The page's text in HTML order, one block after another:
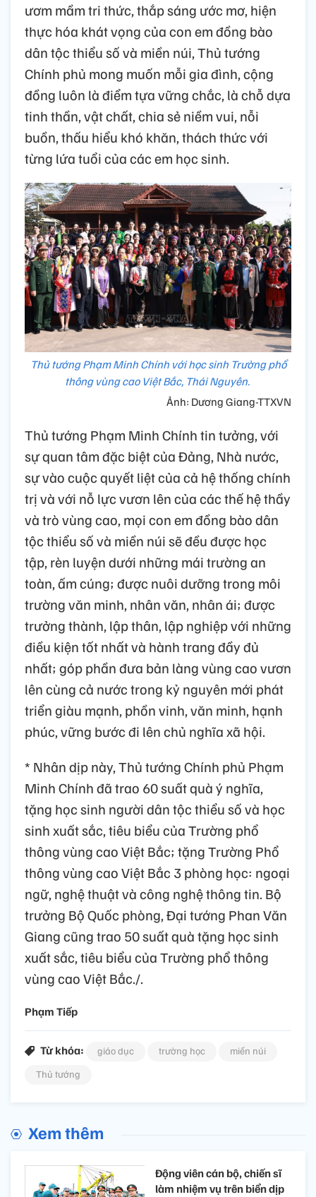
ươm mầm tri thức, thắp sáng ước mơ, hiện
thực hóa khát vọng của con em đồng bào
dân tộc thiểu số và miền núi, Thủ tướng
Chính phủ mong muốn mỗi gia đình, cộng
đồng luôn là điểm tựa vững chắc, là chỗ dựa
tinh thần, vật chất, chia sẻ niềm vui, nỗi
buồn, thấu hiểu khó khăn, thách thức với
từng lứa tuổi của các em học sinh.
Thủ tướng Phạm Minh Chính với học sinh Trường phổ
thông vùng cao Việt Bắc, Thái Nguyên.
Ảnh: Dương Giang-TTXVN
Thủ tướng Phạm Minh Chính tin tưởng, với
sự quan tâm đặc biệt của Đảng, Nhà nước,
sự vào cuộc quyết liệt của cả hệ thống chính
trị và với nỗ lực vươn lên của các thế hệ thầy
và trò vùng cao, mọi con em đồng bào dân
tộc thiểu số và miền núi sẽ đều được học
tập, rèn luyện dưới những mái trường an
toàn, ấm cúng; được nuôi dưỡng trong môi
trường văn minh, nhân văn, nhân ái; được
trưởng thành, lập thân, lập nghiệp với những
điều kiện tốt nhất và hành trang đầy đủ
nhất; góp phần đưa bản làng vùng cao vươn
lên cùng cả nước trong kỷ nguyên mới phát
triển giàu mạnh, phồn vinh, văn minh, hạnh
phúc, vững bước đi lên chủ nghĩa xã hội.
* Nhân dịp này, Thủ tướng Chính phủ Phạm
Minh Chính đã trao 60 suất quà ý nghĩa,
tặng học sinh người dân tộc thiểu số và học
sinh xuất sắc, tiêu biểu của Trường phổ
thông vùng cao Việt Bắc; tặng Trường Phổ
thông vùng cao Việt Bắc 3 phòng học: ngoại
ngữ, nghệ thuật và công nghệ thông tin. Bộ
trưởng Bộ Quốc phòng, Đại tướng Phan Văn
Giang cũng trao 50 suất quà tặng học sinh
xuất sắc, tiêu biểu của Trường phổ thông
vùng cao Việt Bắc./.
Phạm Tiếp
Từ khóa: giáo dục trường học
miền núi
Thủ tướng
Xem thêm
Động viên cán bộ, chiến sĩ
làm nhiệm vụ trên biển dịp